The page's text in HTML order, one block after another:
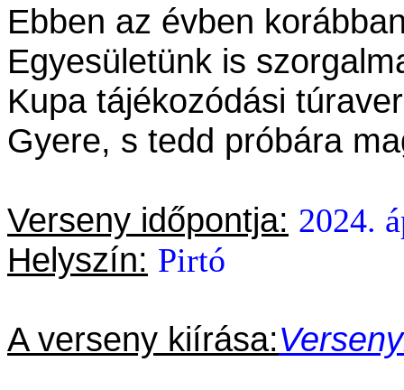
Ebben az évben
Egyesületünk is
Kupa tájékozódási
Gyere, s tedd próbára
Verseny időpontja: 2024.
Helyszín: Pirtó
A verseny kiírása: